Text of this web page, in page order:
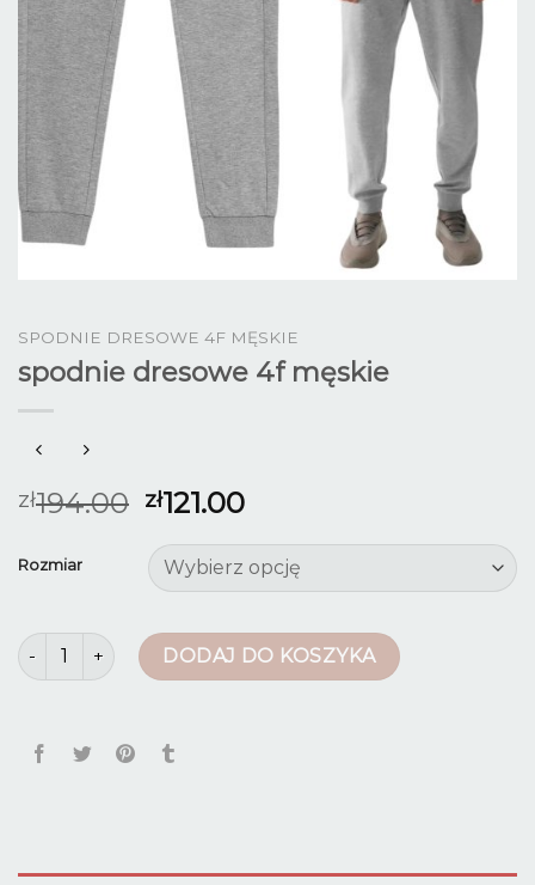
SPODNIE DRESOWE 4F MĘSKIE
spodnie dresowe 4f męskie
zł194.00 zł121.00
Rozmiar
ilość spodnie dresowe 4f męskie
DODAJ DO KOSZYKA